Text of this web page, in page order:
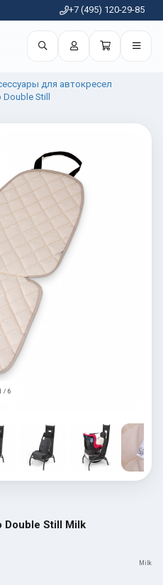
+7 (495) 120-29-85
для автокресел
Still
/ 6
Double Still Milk
Milk